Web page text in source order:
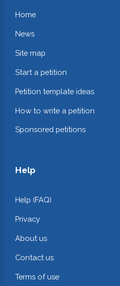
Home
News
Site map
Start a petition
Petition template ideas
How to write a petition
Sponsored petitions
Help
Help (FAQ)
Privacy
About us
Contact us
Terms of use